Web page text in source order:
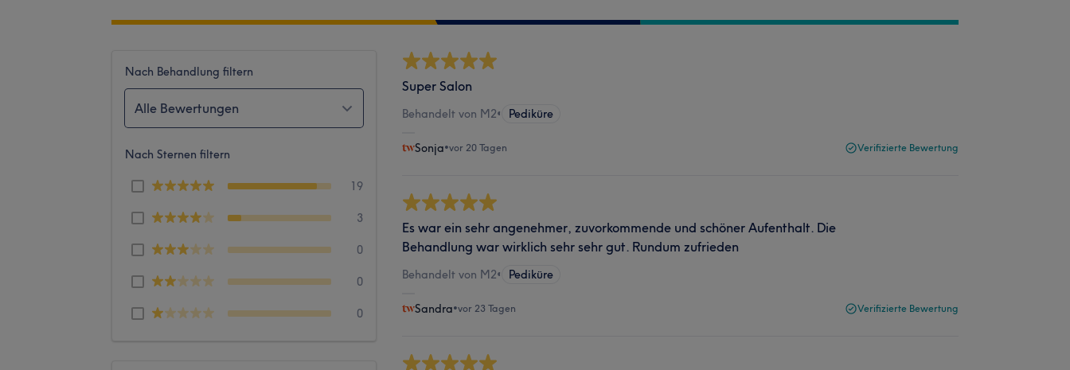
Nach Behandlung filtern
Alle Bewertungen
Nach Sternen filtern
19
3
0
0
0
Super Salon
Behandelt von M2• Pediküre
Sonja•vor 20 Tagen Verifizierte Bewertung
Es war ein sehr angenehmer, zuvorkommende und schöner Aufenthalt. Die
Behandlung war wirklich sehr sehr gut. Rundum zufrieden
Behandelt von M2• Pediküre
Sandra•vor 23 Tagen Verifizierte Bewertung